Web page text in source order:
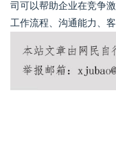
司可以帮助企业在竞争
工作流程、沟通能力、客